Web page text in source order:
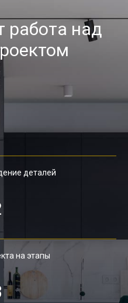
работа над
деталей
на этапы